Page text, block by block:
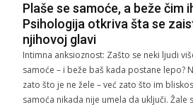
Plaše se samoće, a beže čim
Psihologija otkriva šta se
njihovoj glavi
Intimna anksioznost: Zašto se neki ljudi
samoće – i beže baš kada postane lepo?
zato što je ne žele – već zato što im
samoća nikada nije umela da uključi. Žale